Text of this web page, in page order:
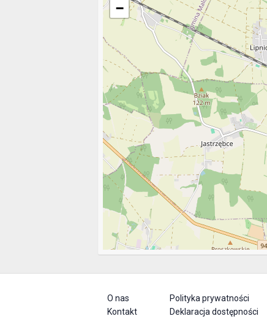
−
O nas
Kontakt
Polityka prywatności
Deklaracja dostępności